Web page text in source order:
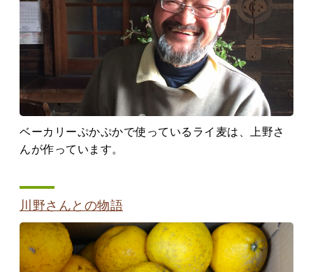
ベーカリーぷかぷかで使っているライ麦は、上野さ
んが作っています。
川野さんとの物語